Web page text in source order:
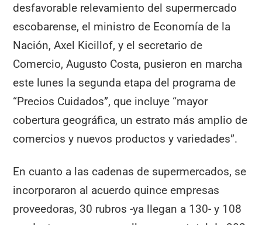
desfavorable relevamiento del supermercado
escobarense, el ministro de Economía de la
Nación, Axel Kicillof, y el secretario de
Comercio, Augusto Costa, pusieron en marcha
este lunes la segunda etapa del programa de
“Precios Cuidados”, que incluye “mayor
cobertura geográfica, un estrato más amplio de
comercios y nuevos productos y variedades”.
En cuanto a las cadenas de supermercados, se
incorporaron al acuerdo quince empresas
proveedoras, 30 rubros -ya llegan a 130- y 108